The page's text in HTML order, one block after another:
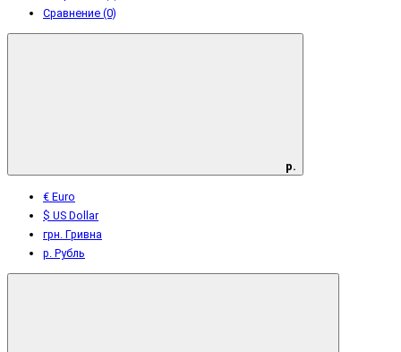
Сравнение (0)
р.
€ Euro
$ US Dollar
грн. Гривна
р. Рубль